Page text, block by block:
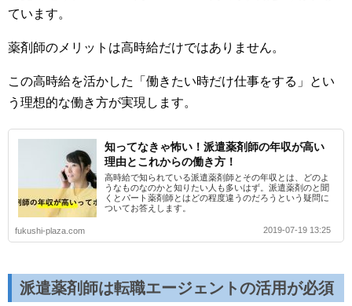
ています。
薬剤師のメリットは高時給だけではありません。
この高時給を活かした「働きたい時だけ仕事をする」とい
う理想的な働き方が実現します。
知ってなきゃ怖い！派遣薬剤師の年収が高い
理由とこれからの働き方！
高時給で知られている派遣薬剤師とその年収とは、どのよ
うなものなのかと知りたい人も多いはず。派遣薬剤のと聞
くとパート薬剤師とはどの程度違うのだろうという疑問に
ついてお答えします。
fukushi-plaza.com 2019-07-19 13:25
派遣薬剤師は転職エージェントの活用が必須